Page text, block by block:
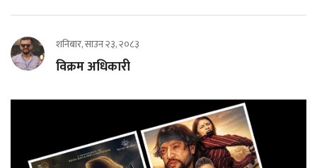
शनिबार, साउन २३, २०८३
विक्रम अधिकारी